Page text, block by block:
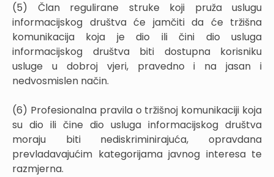
(5) Član regulirane struke koji pruža uslugu
informacijskog društva će jamčiti da će tržišna
komunikacija koja je dio ili čini dio usluga
informacijskog društva biti dostupna korisniku
usluge u dobroj vjeri, pravedno i na jasan i
nedvosmislen način.
(6) Profesionalna pravila o tržišnoj komunikaciji koja
su dio ili čine dio usluga informacijskog društva
moraju biti nediskriminirajuća, opravdana
prevladavajućim kategorijama javnog interesa te
razmjerna.